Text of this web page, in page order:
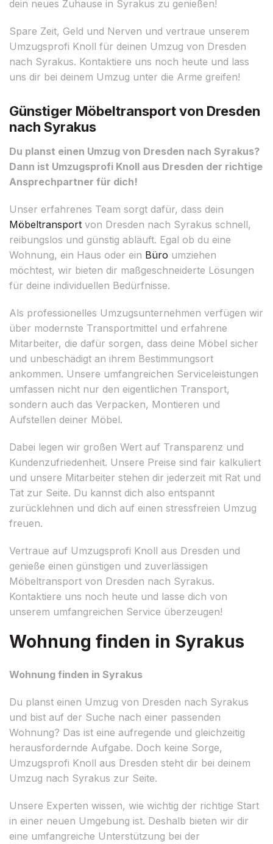
dein neues Zuhause in Syrakus zu genießen!
Spare Zeit, Geld und Nerven und vertraue unserem
Umzugsprofi Knoll für deinen Umzug von Dresden
nach Syrakus. Kontaktiere uns noch heute und lass
uns dir bei deinem Umzug unter die Arme greifen!
Günstiger Möbeltransport von Dresden
nach Syrakus
Du planst einen Umzug von Dresden nach Syrakus?
Dann ist Umzugsprofi Knoll aus Dresden der richtige
Ansprechpartner für dich!
Unser erfahrenes Team sorgt dafür, dass dein
Möbeltransport von Dresden nach Syrakus schnell,
reibungslos und günstig abläuft. Egal ob du eine
Wohnung, ein Haus oder ein Büro umziehen
möchtest, wir bieten dir maßgeschneiderte Lösungen
für deine individuellen Bedürfnisse.
Als professionelles Umzugsunternehmen verfügen wir
über modernste Transportmittel und erfahrene
Mitarbeiter, die dafür sorgen, dass deine Möbel sicher
und unbeschädigt an ihrem Bestimmungsort
ankommen. Unsere umfangreichen Serviceleistungen
umfassen nicht nur den eigentlichen Transport,
sondern auch das Verpacken, Montieren und
Aufstellen deiner Möbel.
Dabei legen wir großen Wert auf Transparenz und
Kundenzufriedenheit. Unsere Preise sind fair kalkuliert
und unsere Mitarbeiter stehen dir jederzeit mit Rat und
Tat zur Seite. Du kannst dich also entspannt
zurücklehnen und dich auf einen stressfreien Umzug
freuen.
Vertraue auf Umzugsprofi Knoll aus Dresden und
genieße einen günstigen und zuverlässigen
Möbeltransport von Dresden nach Syrakus.
Kontaktiere uns noch heute und lasse dich von
unserem umfangreichen Service überzeugen!
Wohnung finden in Syrakus
Wohnung finden in Syrakus
Du planst einen Umzug von Dresden nach Syrakus
und bist auf der Suche nach einer passenden
Wohnung? Das ist eine aufregende und gleichzeitig
herausfordernde Aufgabe. Doch keine Sorge,
Umzugsprofi Knoll aus Dresden steht dir bei deinem
Umzug nach Syrakus zur Seite.
Unsere Experten wissen, wie wichtig der richtige Start
in einer neuen Umgebung ist. Deshalb bieten wir dir
eine umfangreiche Unterstützung bei der